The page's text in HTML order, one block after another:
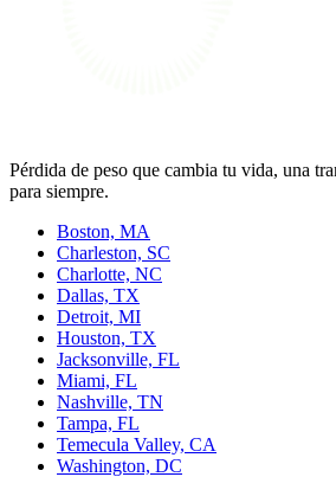
Pérdida de peso que cambia tu vida, una
para siempre.
Boston, MA
Charleston, SC
Charlotte, NC
Dallas, TX
Detroit, MI
Houston, TX
Jacksonville, FL
Miami, FL
Nashville, TN
Tampa, FL
Temecula Valley, CA
Washington, DC